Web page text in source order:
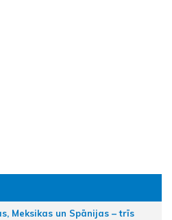
Meksikas un Spānijas – trīs